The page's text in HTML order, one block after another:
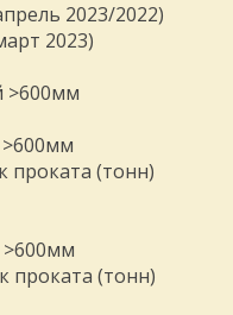
2023/2022)
2023)
>600мм
проката (тонн)
проката (тонн)